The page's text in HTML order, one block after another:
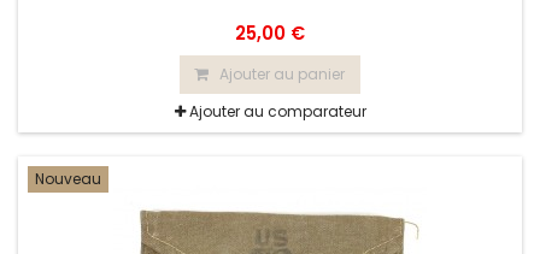
25,00 €
Ajouter au panier
Ajouter au comparateur
Nouveau